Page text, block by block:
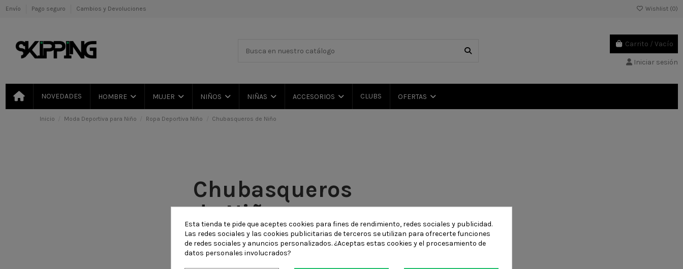
Envío Pago seguro Cambios y Devoluciones Wishlist (0)
Carrito / Vacío
Iniciar sesión
NOVEDADES HOMBRE MUJER NIÑOS NIÑAS ACCESORIOS CLUBS OFERTAS
Inicio Moda Deportiva para Niño Ropa Deportiva Niño Chubasqueros de Niño
Chubasqueros
de Niño
Esta tienda te pide que aceptes cookies para fines de rendimiento, redes sociales y publicidad.
Las redes sociales y las cookies publicitarias de terceros se utilizan para ofrecerte funciones
de redes sociales y anuncios personalizados. ¿Aceptas estas cookies y el procesamiento de
datos personales involucrados?